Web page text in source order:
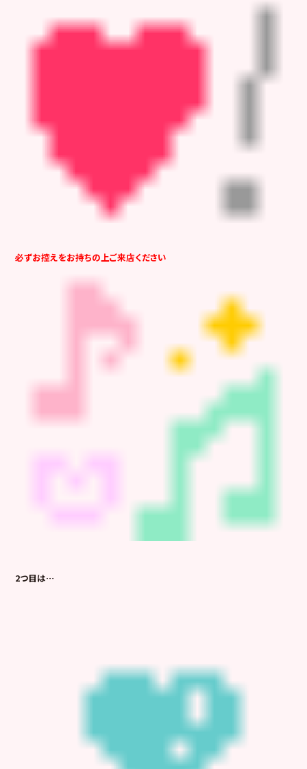
必ずお控えをお持ちの上ご来店ください
2つ目は…